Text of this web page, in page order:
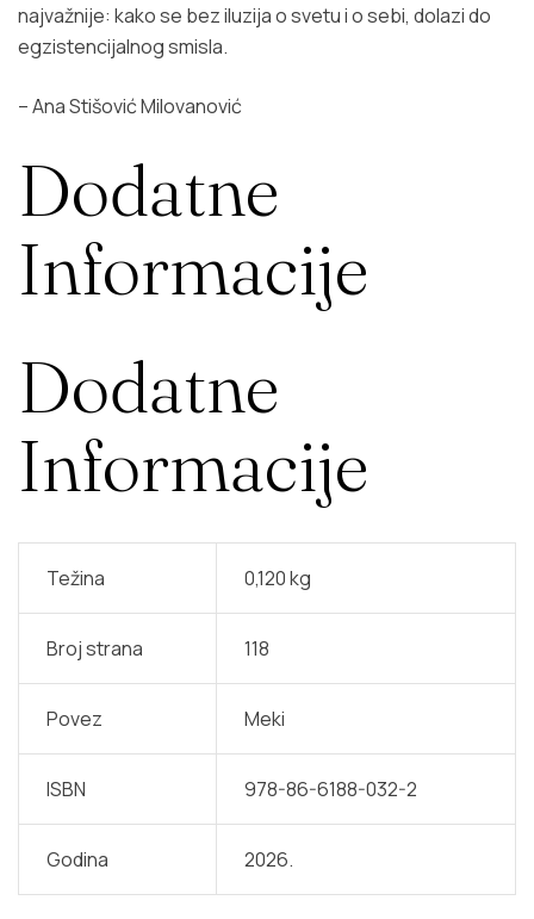
najvažnije: kako se bez iluzija o svetu i o sebi, dolazi do
egzistencijalnog smisla.
– Ana Stišović Milovanović
Dodatne
Informacije
Dodatne
Informacije
Težina 0,120 kg
Broj strana 118
Povez Meki
ISBN 978-86-6188-032-2
Godina 2026.